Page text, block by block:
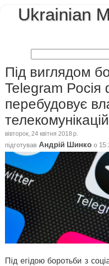
Ukrainian
Під виглядом
Telegram Росія
перебудовує
вівторок, 24 квітня 2018 р.
підготував Андрій Шинко о
Під егідою боротьби з